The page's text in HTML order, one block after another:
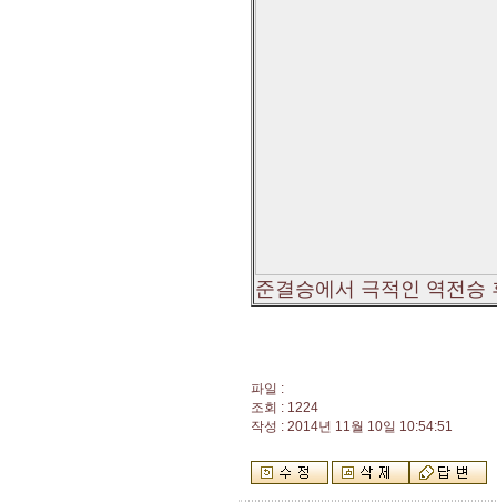
준결승에서 극적인 역전승
파일 :
조회 : 1224
작성 : 2014년 11월 10일 10:54:51